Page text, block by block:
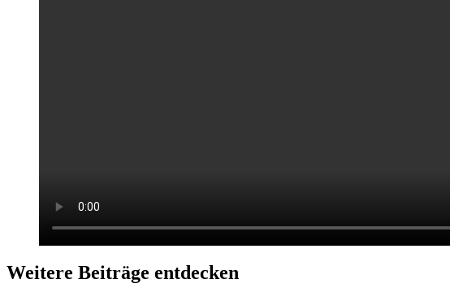
Weitere Beiträge entdecken